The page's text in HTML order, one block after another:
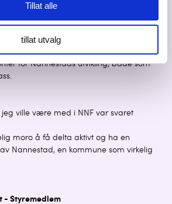
Tillat alle
tillat utvalg
fortsatt i Nannestad. Jeg er utdannet
Jeg jobber med eiendom som
og andres prosjekter. Ellers er jeg
for Nannestads utvikling, både som
ville være med i NNF var svaret
moro å få delta aktivt og ha en
Nannestad, en kommune som virkelig
- Styremedlem